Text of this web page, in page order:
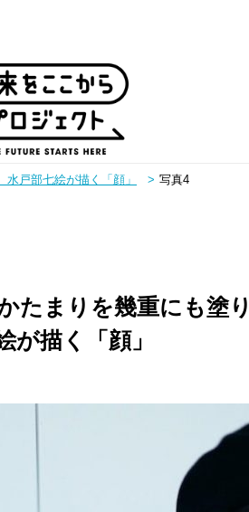
戸部七絵が描く「顔」 写真4
たまりを幾重にも塗
が描く「顔」